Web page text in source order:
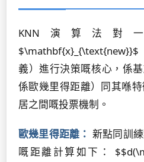
KNN演算法對
$\mathbf{x}_{\text{new}}$
義）進行決策嘅核心，係
係歐幾里得距離）同其喺
居之間嘅投票機制。
歐幾里得距離： 新點同訓
嘅距離計算如下：